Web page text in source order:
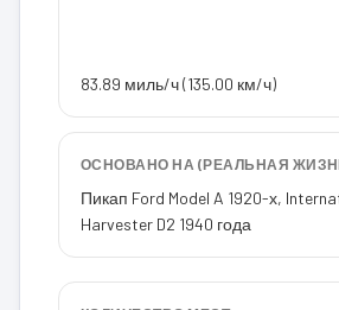
83.89 миль/ч (135.00 км/ч)
ОСНОВАНО НА (РЕАЛЬНАЯ
Пикап Ford Model A 1920-х,
Harvester D2 1940 года